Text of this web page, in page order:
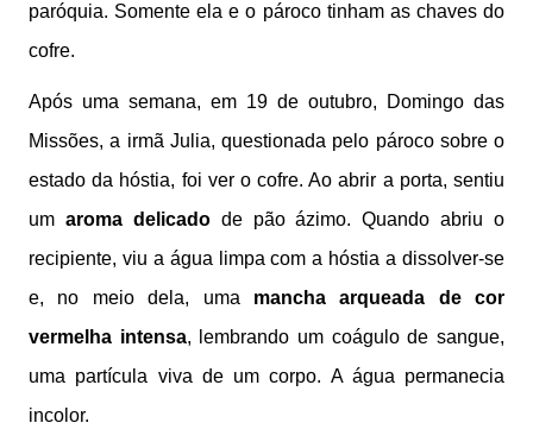
paróquia. Somente ela e o pároco tinham as chaves do
cofre.
Após uma semana, em 19 de outubro, Domingo das
Missões, a irmã Julia, questionada pelo pároco sobre o
estado da hóstia, foi ver o cofre. Ao abrir a porta, sentiu
um aroma delicadode pão ázimo. Quando abriu o
recipiente, viu a água limpa com a hóstia a dissolver-se
e, no meio dela, uma mancha arqueada de cor
vermelha intensa, lembrando um coágulo de sangue,
uma partícula viva de um corpo. A água permanecia
incolor.